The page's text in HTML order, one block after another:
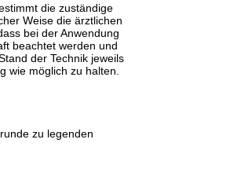
die zuständige
Weise die ärztlichen
bei der Anwendung
beachtet werden und
der Technik jeweils
wie möglich zu halten.
zu legenden